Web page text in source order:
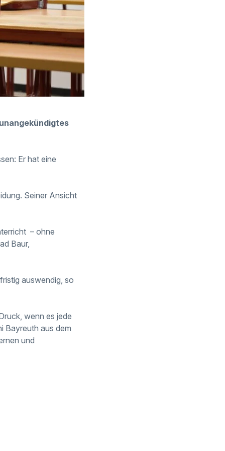
Er hat eine
Seiner Ansicht
– ohne
Baur,
auswendig, so
wenn es jede
Bayreuth aus dem
und